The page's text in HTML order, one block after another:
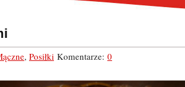
, Posiłki Komentarze: 0